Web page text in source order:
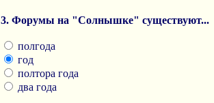
3. Форумы на "Солнышке" существуют...
полгода
год
полтора года
два года